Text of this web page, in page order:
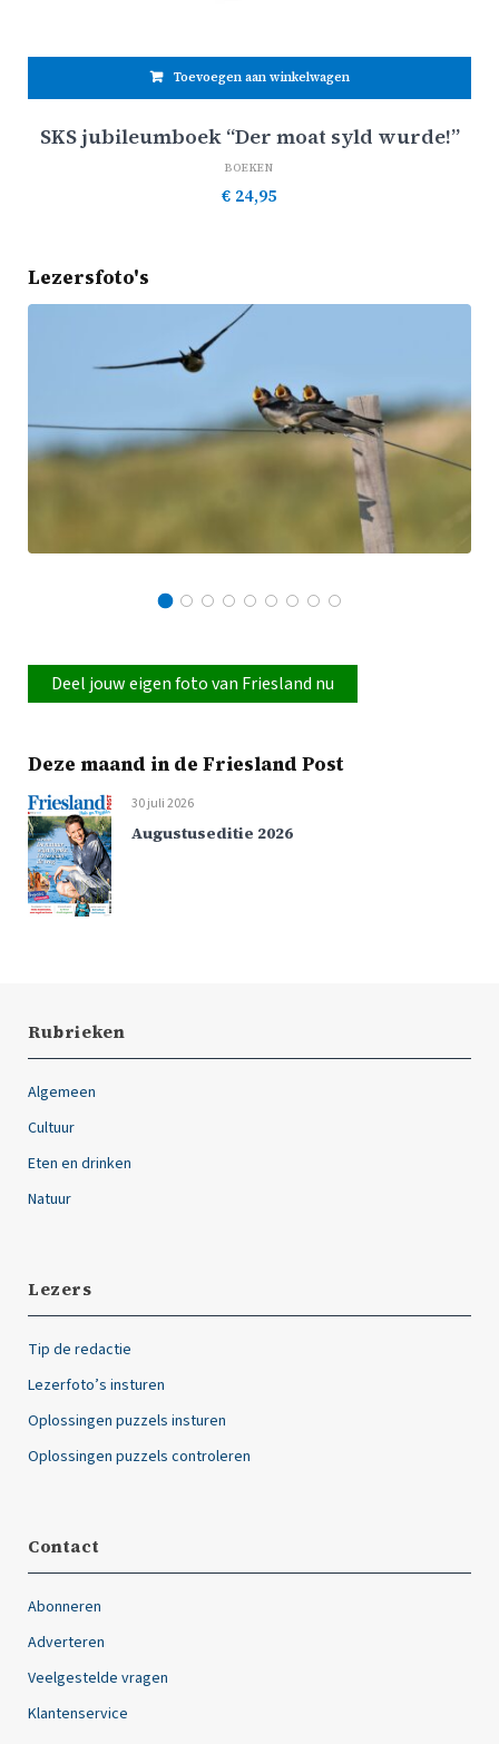
Toevoegen aan winkelwagen
SKS jubileumboek “Der moat syld wurde!”
BOEKEN
€ 24,95
Lezersfoto's
Deel jouw eigen foto van Friesland nu
Deze maand in de Friesland Post
30 juli 2026
Augustuseditie 2026
Rubrieken
Algemeen
Cultuur
Eten en drinken
Natuur
Lezers
Tip de redactie
Lezerfoto’s insturen
Oplossingen puzzels insturen
Oplossingen puzzels controleren
Contact
Abonneren
Adverteren
Veelgestelde vragen
Klantenservice